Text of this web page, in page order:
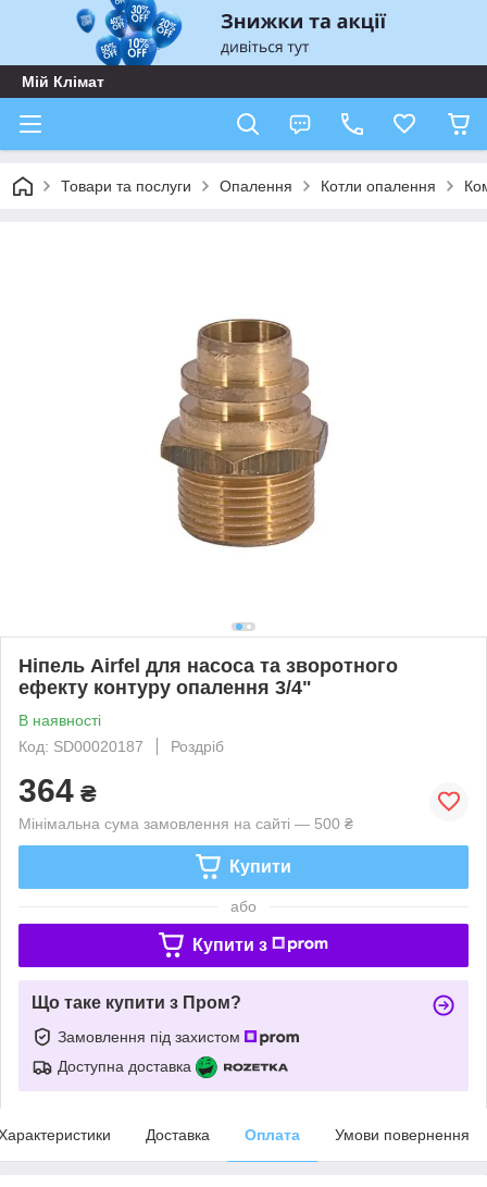
Мій Клімат
Товари та послуги Опалення Котли опалення
Ніпель Airfel для насоса та зворотного
ефекту контуру опалення 3/4"
В наявності
Код: SD00020187
Роздріб
364 ₴
Мінімальна сума замовлення на сайті — 500 ₴
Купити
або
Купити з
Що таке купити з Пром?
Замовлення під захистом
Доступна доставка
Доставка Оплата Умови повернення